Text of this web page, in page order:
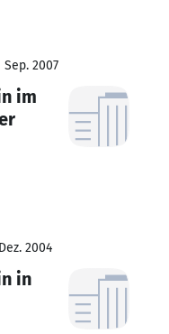
2007
im
2004
in